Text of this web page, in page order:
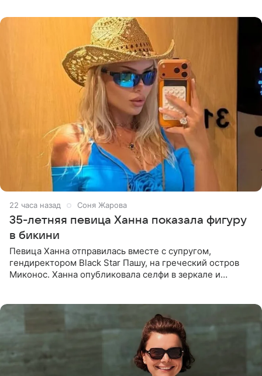
22 часа назад Соня Жарова
35-летняя певица Ханна показала фигуру
в бикини
Певица Ханна отправилась вместе с супругом,
гендиректором Black Star Пашу, на греческий остров
Миконос. Ханна опубликовала селфи в зеркале и